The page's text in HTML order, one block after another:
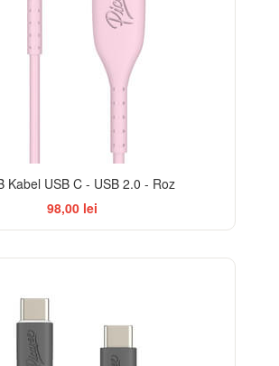
Kabel USB C - USB 2.0 - Roz
98,00 lei